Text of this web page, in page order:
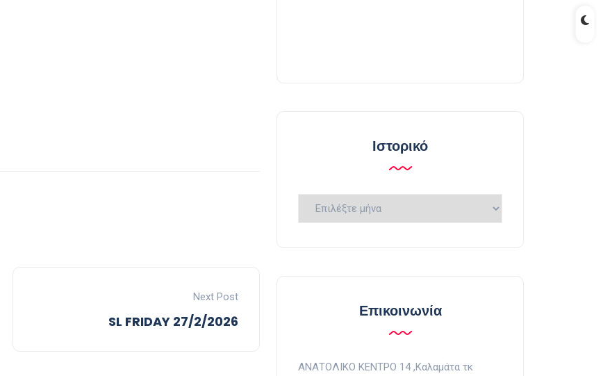
Next Post
SL FRIDAY 27/2/2026
Ιστορικό
Ιστορικό
Επικοινωνία
ΑΝΑΤΟΛΙΚΟ ΚΕΝΤΡΟ 14 ,Kαλαμάτα τκ